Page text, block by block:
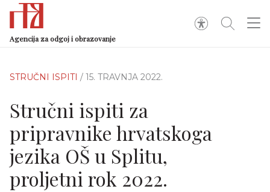
Agencija za odgoj i obrazovanje
STRUČNI ISPITI / 15. TRAVNJA 2022.
Stručni ispiti za
pripravnike hrvatskoga
jezika OŠ u Splitu,
proljetni rok 2022.